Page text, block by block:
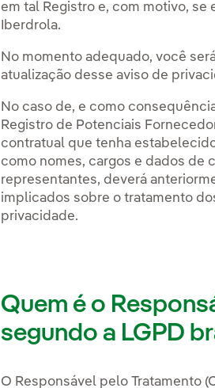
em tal Registro e, com motivo,
Iberdrola.
No momento adequado, você
atualização desse aviso de
No caso de, e como
Registro de Potenciais
contratual que tenha
como nomes, cargos e dados de
representantes, deverá
implicados sobre o tratamento
privacidade.
Quem é o
segundo a LGPD
O Responsável pelo Tratamento